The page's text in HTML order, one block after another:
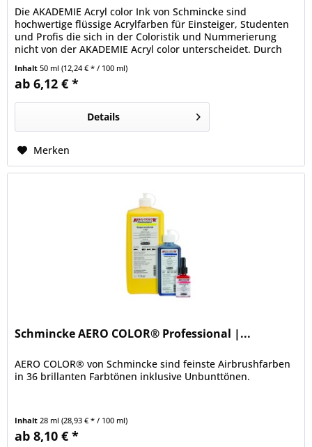
Die AKADEMIE Acryl color Ink von Schmincke sind
hochwertige flüssige Acrylfarben für Einsteiger, Studenten
und Profis die sich in der Coloristik und Nummerierung
nicht von der AKADEMIE Acryl color unterscheidet. Durch
Kompatibilität unter den Farben. Die 36 Farbtöne (34
Standardtöne und 2 Effekttöne) in den 50 ml...
Inhalt50 ml(12,24 € * / 100 ml)
ab 6,12 € *
Details
Merken
Schmincke AERO COLOR® Professional |...
AERO COLOR® von Schmincke sind feinste Airbrushfarben
in 36 brillanten Farbtönen inklusive Unbunttönen.
Inhalt 28 ml(28,93 € * / 100 ml)
ab 8,10 € *